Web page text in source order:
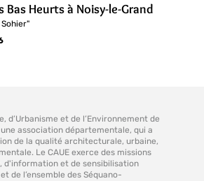
Bas Heurts à Noisy-le-Grand
Sohier"
d’Urbanisme et de l’Environnement de
association départementale, qui a
de la qualité architecturale, urbaine,
Le CAUE exerce des missions
d'information et de sensibilisation
de l’ensemble des Séquano-